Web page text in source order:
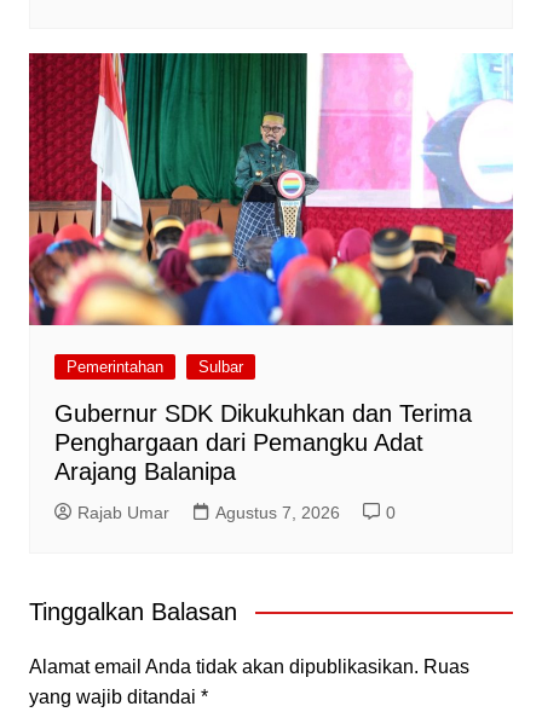
Pemerintahan Sulbar
Gubernur SDK Dikukuhkan dan Terima
Penghargaan dari Pemangku Adat
Arajang Balanipa
Rajab Umar Agustus 7, 2026 0
Tinggalkan Balasan
Alamat email Anda tidak akan dipublikasikan. Ruas
yang wajib ditandai *